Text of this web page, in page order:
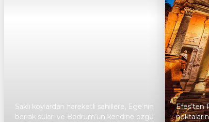
Saklı koylardan hareketli sahillere, Ege’nin
berrak suları ve Bodrum’un kendine özgü
Efes’ten